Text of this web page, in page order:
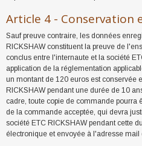
Article 4 - Conservation
Sauf preuve contraire, les données
RICKSHAW constituent la preuve de
conclus entre l'internaute et la société
application de la réglementation
un montant de 120 euros est conservée
RICKSHAW pendant une durée de 10
cadre, toute copie de commande pourra
de la commande acceptée, qui devra
société ETC RICKSHAW pendant cette
électronique et envoyée à l'adresse mail